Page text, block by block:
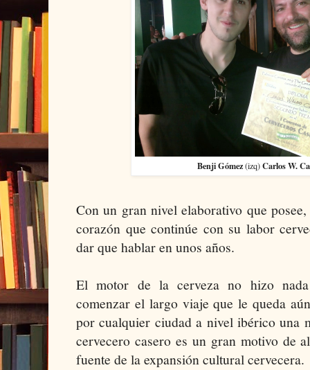
Benji Gómez(izq)Carlos W.
Con un gran nivel elaborativo que
corazón que continúe con su labor
dar que hablar en unos años.
El motor de la cerveza no hizo
comenzar el largo viaje que le queda
por cualquier ciudad a nivel ibérico una
cervecero casero es un gran motivo de
fuente de la expansión cultural cervecera.